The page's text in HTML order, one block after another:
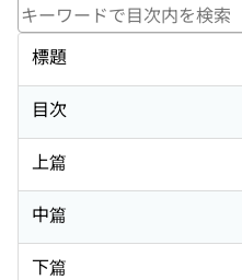
標題
目次
上篇
中篇
下篇